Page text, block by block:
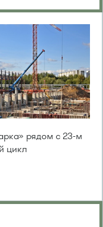
рядом с 23-м
цикл